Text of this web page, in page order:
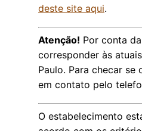
deste site aqui.
Atenção! Por conta
corresponder às
Paulo. Para checar
em contato pelo
O estabelecimento